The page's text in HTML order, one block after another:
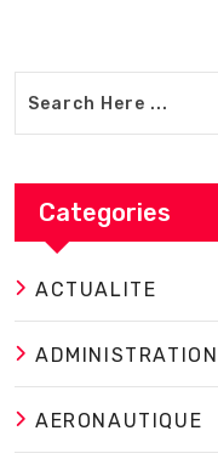
Categories
ACTUALITE
ADMINISTRATION
AERONAUTIQUE